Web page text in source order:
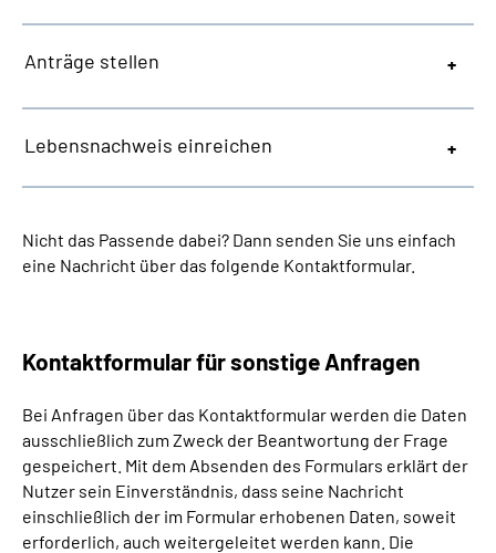
Anträge stellen
Lebensnachweis einreichen
Nicht das Passende dabei? Dann senden Sie uns einfach
eine Nachricht über das folgende Kontaktformular.
Kontaktformular für sonstige Anfragen
Bei Anfragen über das Kontaktformular werden die Daten
ausschließlich zum Zweck der Beantwortung der Frage
gespeichert. Mit dem Absenden des Formulars erklärt der
Nutzer sein Einverständnis, dass seine Nachricht
einschließlich der im Formular erhobenen Daten, soweit
erforderlich, auch weitergeleitet werden kann. Die